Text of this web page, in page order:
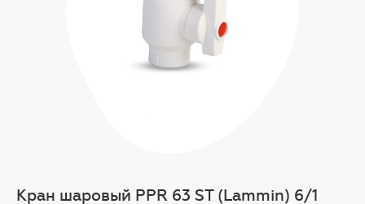
Кран шаровый PPR 63 ST (Lammin) 6/1